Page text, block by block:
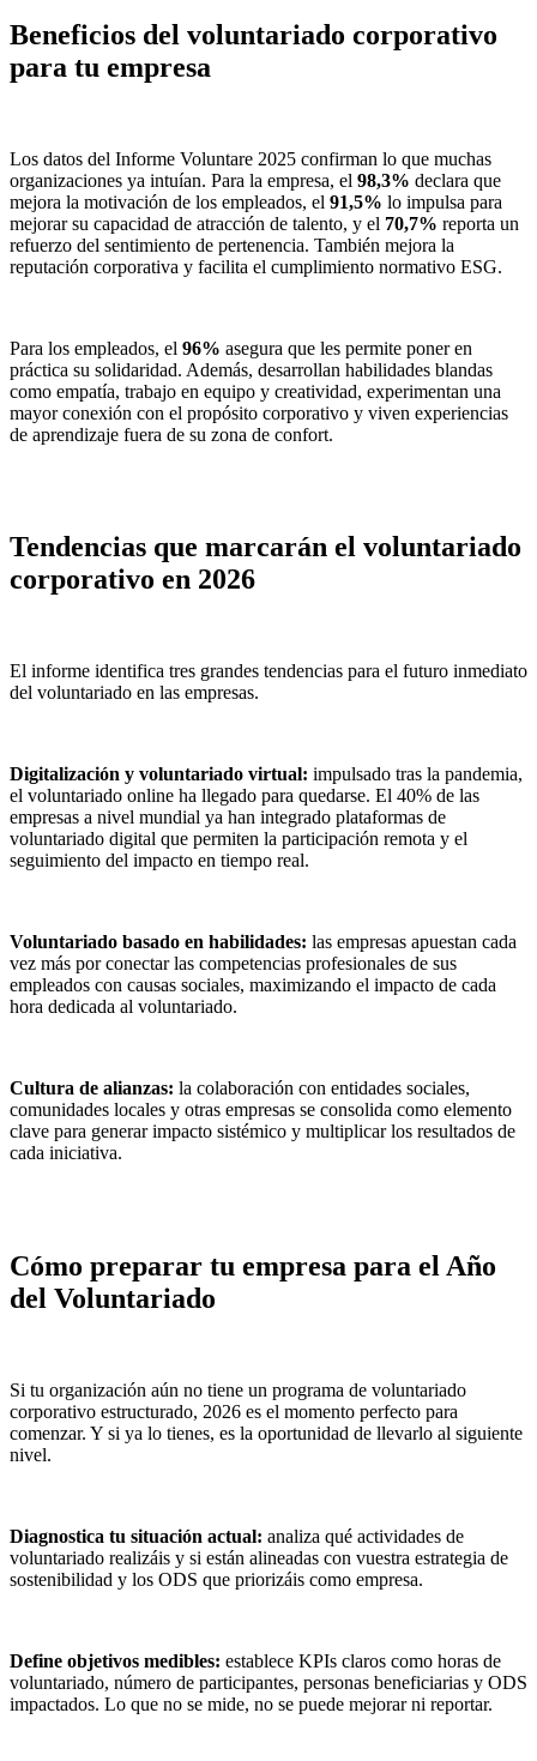
Beneficios del voluntariado corporativo
para tu empresa
Los datos del Informe Voluntare 2025 confirman lo que muchas
organizaciones ya intuían. Para la empresa, el 98,3% declara que
mejora la motivación de los empleados, el 91,5% lo impulsa para
mejorar su capacidad de atracción de talento, y el 70,7% reporta un
refuerzo del sentimiento de pertenencia. También mejora la
reputación corporativa y facilita el cumplimiento normativo ESG.
Para los empleados, el 96% asegura que les permite poner en
práctica su solidaridad. Además, desarrollan habilidades blandas
como empatía, trabajo en equipo y creatividad, experimentan una
mayor conexión con el propósito corporativo y viven experiencias
de aprendizaje fuera de su zona de confort.
Tendencias que marcarán el voluntariado
corporativo en 2026
El informe identifica tres grandes tendencias para el futuro inmediato
del voluntariado en las empresas.
Digitalización y voluntariado virtual: impulsado tras la pandemia,
el voluntariado online ha llegado para quedarse. El 40% de las
empresas a nivel mundial ya han integrado plataformas de
voluntariado digital que permiten la participación remota y el
seguimiento del impacto en tiempo real.
Voluntariado basado en habilidades: las empresas apuestan cada
vez más por conectar las competencias profesionales de sus
empleados con causas sociales, maximizando el impacto de cada
hora dedicada al voluntariado.
Cultura de alianzas: la colaboración con entidades sociales,
comunidades locales y otras empresas se consolida como elemento
clave para generar impacto sistémico y multiplicar los resultados de
cada iniciativa.
Cómo preparar tu empresa para el Año
del Voluntariado
Si tu organización aún no tiene un programa de voluntariado
corporativo estructurado, 2026 es el momento perfecto para
comenzar. Y si ya lo tienes, es la oportunidad de llevarlo al siguiente
nivel.
Diagnostica tu situación actual: analiza qué actividades de
voluntariado realizáis y si están alineadas con vuestra estrategia de
sostenibilidad y los ODS que priorizáis como empresa.
Define objetivos medibles: establece KPIs claros como horas de
voluntariado, número de participantes, personas beneficiarias y ODS
impactados. Lo que no se mide, no se puede mejorar ni reportar.